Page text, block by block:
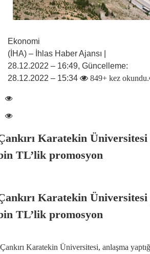
Ekonomi
(İHA) – İhlas Haber Ajansı |
28.12.2022 – 16:49, Güncelleme:
28.12.2022 – 15:34
849+ kez okundu.
Karatekin Üniversitesi
TL’lik promosyon
Karatekin Üniversitesi
TL’lik promosyon
Çankırı Karatekin Üniversitesi, anlaşma